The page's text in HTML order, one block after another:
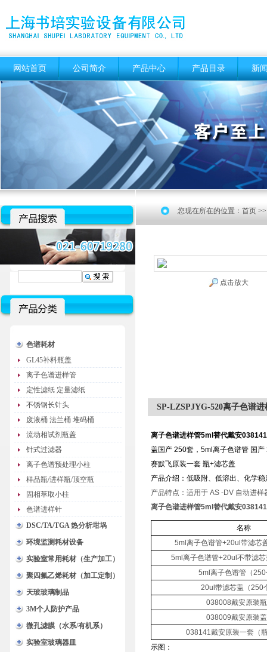
网站首页 公司简介 产品中心 产品目录 新
色谱耗材
GL45补料瓶盖
离子色谱进样管
定性滤纸 定量滤纸
不锈钢长针头
废液桶 法兰桶 堆码桶
流动相试剂瓶盖
针式过滤器
离子色谱预处理小柱
样品瓶/进样瓶/顶空瓶
固相萃取小柱
色谱进样针
DSC/TA/TGA 热分析坩埚
环境监测耗材设备
实验室常用耗材（生产加工）
聚四氟乙烯耗材（加工定制）
天玻玻璃制品
3M个人防护产品
微孔滤膜（水系/有机系）
实验室玻璃器皿
您现在所在的位置： 首页
点击放大
SP-LZSPJYG-520离子色谱
离子色谱进样管5ml 替代戴安038141
盖国产 250套， 5ml 离子色谱管 国产
赛默飞原装一套 瓶+滤芯盖
产品介绍：低吸附、低溶出、化学稳
产品特点：适用于 AS -DV 自动进样
离子色谱进样管5ml 替代戴安038141
名称
5ml 离子色谱管+20ul 带滤芯
5ml 离子色谱管+20ul 不带滤
5ml 离子色谱管（250
20ul 带滤芯盖（250
038008戴安原装
038009戴安原装
038141戴安原装一套（
示图：